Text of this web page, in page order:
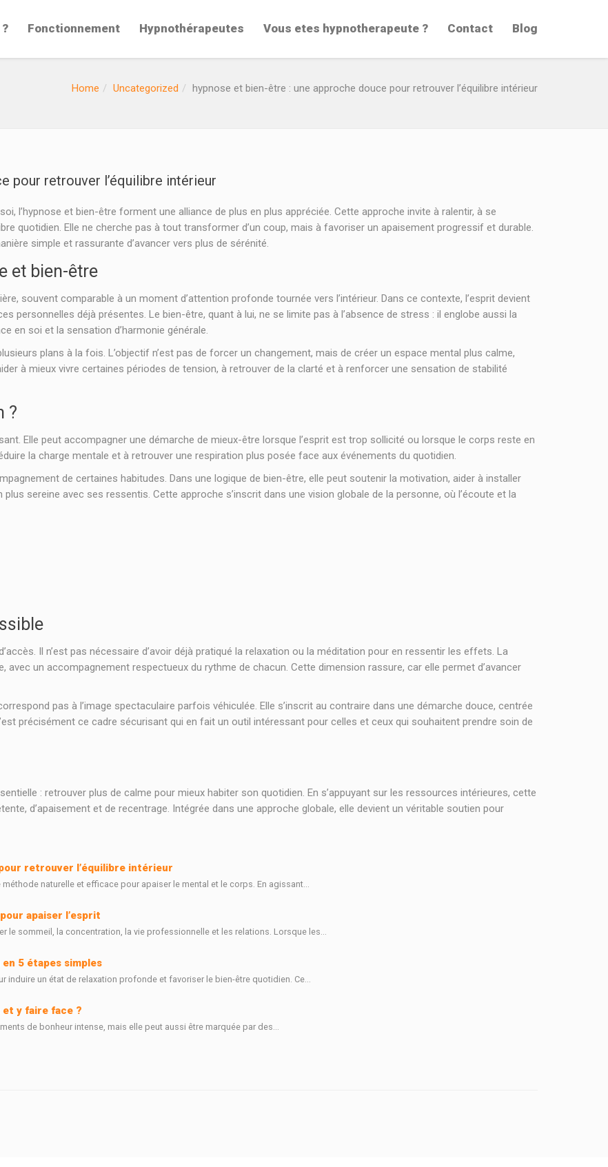
Fonctionnement Hypnothérapeutes Vous etes hypnotherapeute ? Contact Blog
Home Uncategorized hypnose et bien-être : une approche douce pour retrouver l’équilibre intérieur
pour retrouver l’équilibre intérieur
l’hypnose et bien-être forment une alliance de plus en plus appréciée. Cette approche invite à ralentir, à se
quotidien. Elle ne cherche pas à tout transformer d’un coup, mais à favoriser un apaisement progressif et durable.
simple et rassurante d’avancer vers plus de sérénité.
et bien-être
souvent comparable à un moment d’attention profonde tournée vers l’intérieur. Dans ce contexte, l’esprit devient
personnelles déjà présentes. Le bien-être, quant à lui, ne se limite pas à l’absence de stress : il englobe aussi la
en soi et la sensation d’harmonie générale.
plans à la fois. L’objectif n’est pas de forcer un changement, mais de créer un espace mental plus calme,
à mieux vivre certaines périodes de tension, à retrouver de la clarté et à renforcer une sensation de stabilité
?
Elle peut accompagner une démarche de mieux-être lorsque l’esprit est trop sollicité ou lorsque le corps reste en
la charge mentale et à retrouver une respiration plus posée face aux événements du quotidien.
de certaines habitudes. Dans une logique de bien-être, elle peut soutenir la motivation, aider à installer
sereine avec ses ressentis. Cette approche s’inscrit dans une vision globale de la personne, où l’écoute et la
Il n’est pas nécessaire d’avoir déjà pratiqué la relaxation ou la méditation pour en ressentir les effets. La
un accompagnement respectueux du rythme de chacun. Cette dimension rassure, car elle permet d’avancer
pas à l’image spectaculaire parfois véhiculée. Elle s’inscrit au contraire dans une démarche douce, centrée
précisément ce cadre sécurisant qui en fait un outil intéressant pour celles et ceux qui souhaitent prendre soin de
: retrouver plus de calme pour mieux habiter son quotidien. En s’appuyant sur les ressources intérieures, cette
d’apaisement et de recentrage. Intégrée dans une approche globale, elle devient un véritable soutien pour
retrouver l’équilibre intérieur
naturelle et efficace pour apaiser le mental et le corps. En agissant...
apaiser l’esprit
le sommeil, la concentration, la vie professionnelle et les relations. Lorsque les...
5 étapes simples
induire un état de relaxation profonde et favoriser le bien-être quotidien. Ce...
y faire face ?
de bonheur intense, mais elle peut aussi être marquée par des...